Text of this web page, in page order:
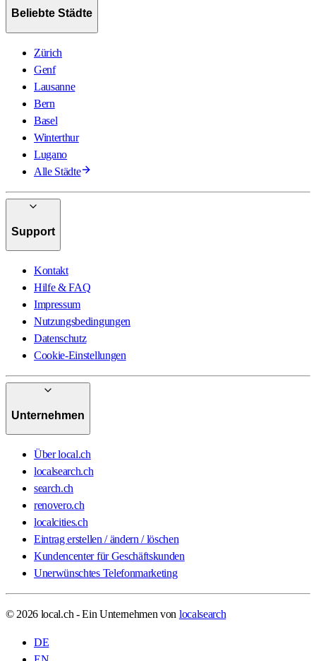
Beliebte Städte
Zürich
Genf
Lausanne
Bern
Basel
Winterthur
Lugano
Alle Städte
Support
Kontakt
Hilfe & FAQ
Impressum
Nutzungsbedingungen
Datenschutz
Cookie-Einstellungen
Unternehmen
Über local.ch
localsearch.ch
search.ch
renovero.ch
localcities.ch
Eintrag erstellen / ändern / löschen
Kundencenter für Geschäftskunden
Unerwünschtes Telefonmarketing
© 2026 local.ch - Ein Unternehmen von localsearch
DE